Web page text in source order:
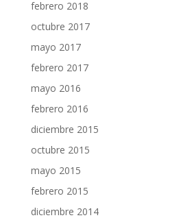
febrero 2018
octubre 2017
mayo 2017
febrero 2017
mayo 2016
febrero 2016
diciembre 2015
octubre 2015
mayo 2015
febrero 2015
diciembre 2014